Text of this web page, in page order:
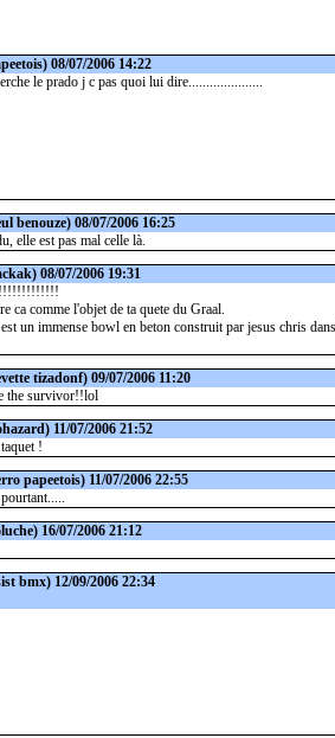
08/07/2006 14:22
le prado j c pas quoi lui dire.....................
benouze) 08/07/2006 16:25
elle est pas mal celle là.
08/07/2006 19:31
ca comme l'objet de ta quete du Graal.
un immense bowl en beton construit par jesus chris
tizadonf) 09/07/2006 11:20
the survivor!!lol
11/07/2006 21:52
!
papeetois) 11/07/2006 22:55
16/07/2006 21:12
bmx) 12/09/2006 22:34